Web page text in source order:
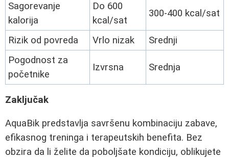
Sagorevanje
kalorija
Do 600
kcal/sat
300-400 kcal/sat
Rizik od povreda Vrlo nizak
Srednji
Pogodnost za
početnike
Izvrsna Srednja
Zaključak
AquaBik predstavlja savršenu kombinaciju zabave,
efikasnog treninga i terapeutskih benefita. Bez
obzira da li želite da poboljšate kondiciju, oblikujete